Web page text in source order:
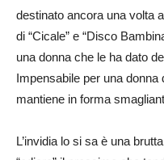
destinato ancora una volta
di “Cicale” e “Disco
una donna che le ha dato
Impensabile per una donna
mantiene in forma
L’invidia lo si sa è una